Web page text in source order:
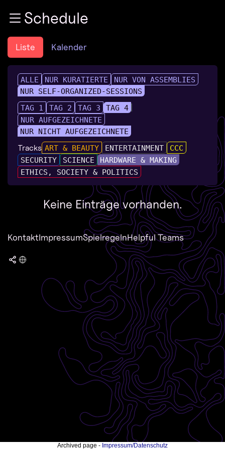
Zum InhaltSchedule
Liste Kalender
ALLE NUR KURATIERTE
NUR VON ASSEMBLIES
NUR SELF-ORGANIZED-SESSIONS
TAG 1
TAG 2 TAG 3
TAG 4
NUR AUFGEZEICHNETE
NUR NICHT AUFGEZEICHNETE
Tracks ART & BEAUTY ENTERTAINMENT
CCC
SECURITY
SCIENCE
HARDWARE & MAKING
ETHICS, SOCIETY & POLITICS
Keine Einträge vorhanden.
KontaktImpressumSpielregelnHelpful Teams
Archived page - Impressum/Datenschutz